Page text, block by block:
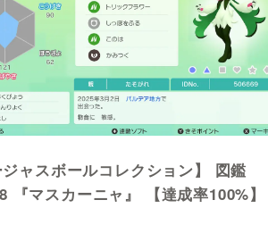
ジャスボールコレクション】 図鑑
『マスカーニャ』 【達成率100%】